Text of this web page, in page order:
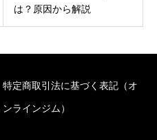
は？原因から解説
特定商取引法に基づく表記（オ
ンラインジム）